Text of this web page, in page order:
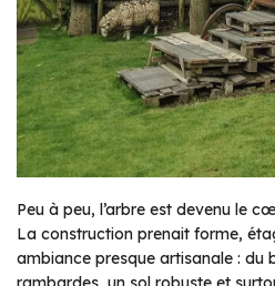
Peu à peu, l’arbre est devenu le
La construction prenait forme,
ambiance presque artisanale : du